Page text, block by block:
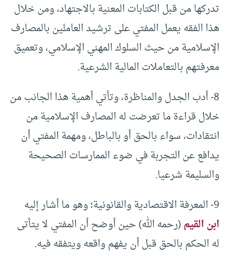
تدركها من قبل الكتابات المعنية بالاجتهاد، ومن خلال
هذا الفقه يعمل المفتي على ترشيد العاملين بالمصارف
الإسلامية من حيث السلوك المهني الإسلامي، وتعميق
معرفتهم بالتعاملات المالية الشرعية.
8- أدب الجدل والمناظرة، وتأتي أهمية هذا الجانب من
خلال قراءة ما تعرضت له المصارف الإسلامية من
انتقادات، سواء بالحق أو بالباطل، ومهمة المفتي أن
يدافع عن التجربة في ضوء الممارسات الصحيحة
والسليمة شرعيا.
9- المعرفة الاقتصادية والقانونية؛ وهو ما أشار إليه
ابن القيم(رحمه الله) حين أوضح أن المفتي لا يتأتى
له الحكم بالحق قبل أن يفهم واقعه ويتفقه فيه.